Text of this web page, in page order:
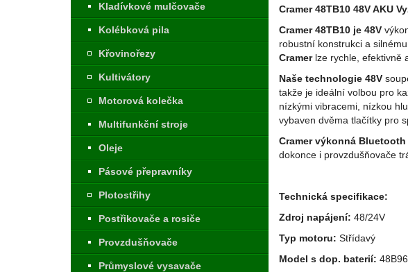
Kladívkové mulčovače
Kolébková pila
Křovinořezy
Kultivátory
Motorová kolečka
Multifunkční stroje
Oleje
Pásové přepravníky
Plotostřihy
Postřikovače a rosiče
Provzdušňovače
Průmyslové vysavače
Cramer 48TB10 48V AKU
Cramer 48TB10 je 48V
robustní konstrukci a
Cramerlze rychle, efektivně
Naše technologie 48V
takže je ideální volbou pro
nízkými vibracemi, nízkou
vybaven dvěma tlačítky pro
Cramer výkonná
dokonce i provzdušňovače
Technická specifikace:
Zdroj napájení: 48/24V
Typ motoru: Střídavý
Model s dop. baterií: 48B96